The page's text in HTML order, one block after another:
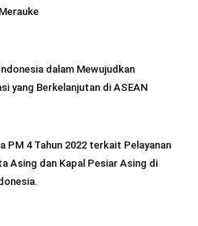
dalam Mewujudkan
yang Berkelanjutan di ASEAN
PM 4 Tahun 2022 terkait Pelayanan
Asing dan Kapal Pesiar Asing di